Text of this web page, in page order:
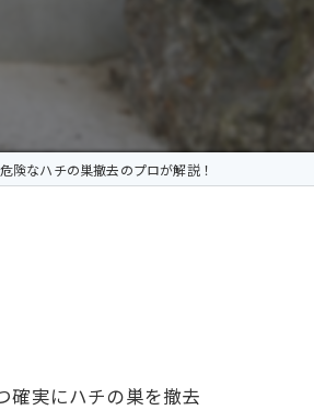
危険なハチの巣撤去のプロが解説！
確実にハチの巣を撤去